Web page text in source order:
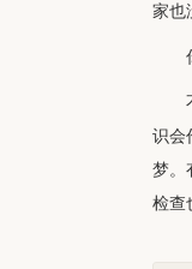
家也
识会
梦。
检查